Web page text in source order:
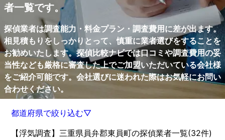
者一覧です。
探偵業者は調査能力・料金プラン・調査費用に差が出ます。
相見積もりをしっかりとって、慎重に業者選びをすることを
お勧めいたします。探偵比較ナビでは口コミや調査費用の妥
当性なども厳格に審査した上でご加盟いただいている会社様
をご紹介可能です。会社選びに迷われた際はお気軽にお問い
合わせください。
都道府県で絞り込む▽
【浮気調査】三重県員弁郡東員町の探偵業者一覧(32件)